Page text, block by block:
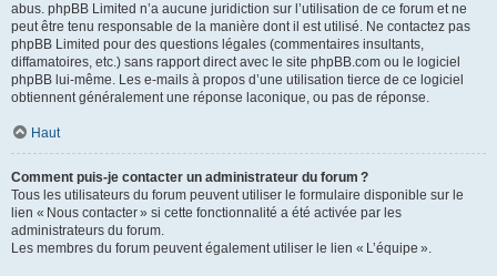
abus. phpBB Limited n’a aucune juridiction sur l’utilisation de ce forum et ne
peut être tenu responsable de la manière dont il est utilisé. Ne contactez pas
phpBB Limited pour des questions légales (commentaires insultants,
diffamatoires, etc.) sans rapport direct avec le site phpBB.com ou le logiciel
phpBB lui-même. Les e-mails à propos d’une utilisation tierce de ce logiciel
obtiennent généralement une réponse laconique, ou pas de réponse.
Haut
Comment puis-je contacter un administrateur du forum ?
Tous les utilisateurs du forum peuvent utiliser le formulaire disponible sur le
lien « Nous contacter » si cette fonctionnalité a été activée par les
administrateurs du forum.
Les membres du forum peuvent également utiliser le lien « L’équipe ».